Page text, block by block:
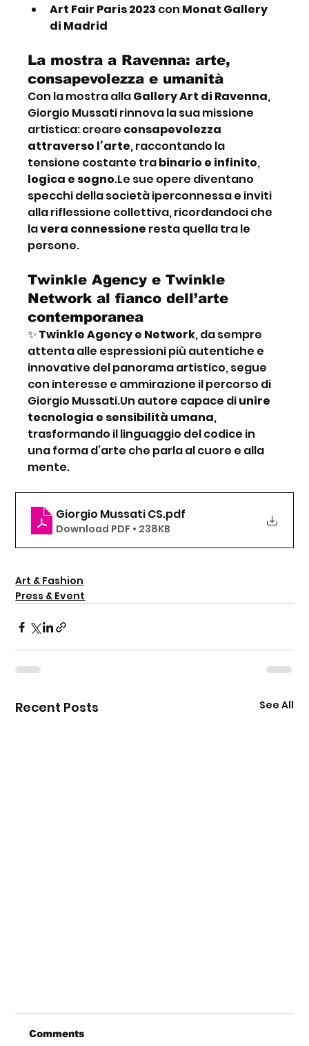
Art Fair Paris 2023 con Monat Gallery
di Madrid
La mostra a Ravenna: arte,
consapevolezza e umanità
Con la mostra alla Gallery Art di Ravenna,
Giorgio Mussati rinnova la sua missione
artistica: creare consapevolezza
attraverso l’arte, raccontando la
tensione costante tra binario e infinito,
logica e sogno.Le sue opere diventano
specchi della società iperconnessa e inviti
alla riflessione collettiva, ricordandoci che
la vera connessione resta quella tra le
persone.
Twinkle Agency e Twinkle
Network al fianco dell’arte
contemporanea
✨ Twinkle Agency e Network, da sempre
attenta alle espressioni più autentiche e
innovative del panorama artistico, segue
con interesse e ammirazione il percorso di
Giorgio Mussati.Un autore capace di unire
tecnologia e sensibilità umana,
trasformando il linguaggio del codice in
una forma d’arte che parla al cuore e alla
mente.
Giorgio Mussati CS.pdf
Download PDF • 238KB
Art & Fashion
Press & Event
Recent Posts See All
Comments